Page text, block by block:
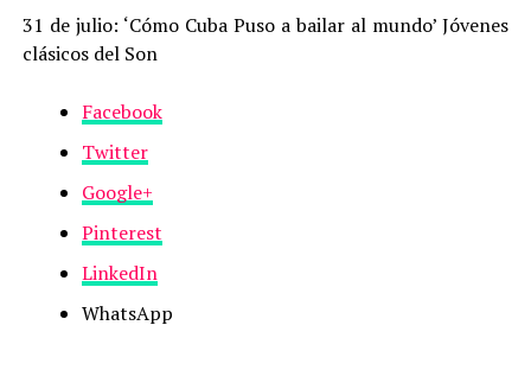
31 de julio: ‘Cómo Cuba Puso a bailar al mundo’ Jóvenes
clásicos del Son
Facebook
Twitter
Google+
Pinterest
LinkedIn
WhatsApp